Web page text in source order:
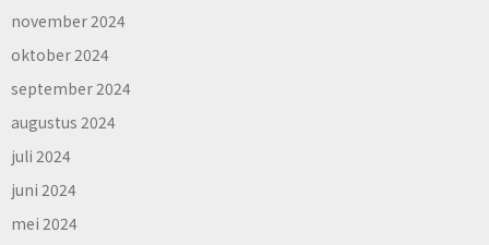
november 2024
oktober 2024
september 2024
augustus 2024
juli 2024
juni 2024
mei 2024